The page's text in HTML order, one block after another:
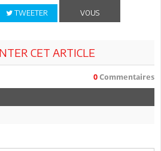
TWEETER
VOUS
CET ARTICLE
0 Commentaires